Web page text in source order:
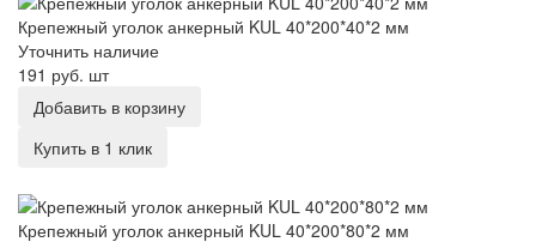
Крепежный уголок анкерный KUL 40*200*40*2 мм
Уточнить наличие
191 руб. шт
Добавить в корзину
Купить в 1 клик
Крепежный уголок анкерный KUL 40*200*80*2 мм